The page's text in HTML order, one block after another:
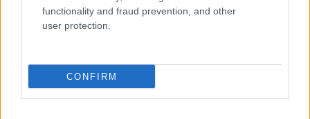
functionality and fraud prevention, and other
user protection.
CONFIRM
λογισμικό απομακρυσμένης
πρόσβασης